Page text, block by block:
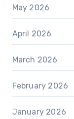
May 2026
April 2026
March 2026
February 2026
January 2026